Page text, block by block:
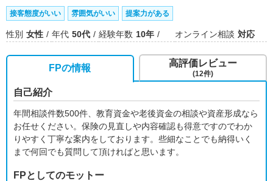
接客態度がいい 雰囲気がいい 提案力がある
性別 女性 年代 50代 経験年数 10年 オンライン相談 対応
FPの情報
自己紹介
年間相談件数500件、教育資金や老後資金の相談や資産形成なら
お任せください。保険の見直しや内容確認も得意ですのでわか
りやすく丁寧な案内をしております。些細なことでも納得いく
まで何回でも質問して頂ければと思います。
FPとしてのモットー
高評価レビュー
(12件)